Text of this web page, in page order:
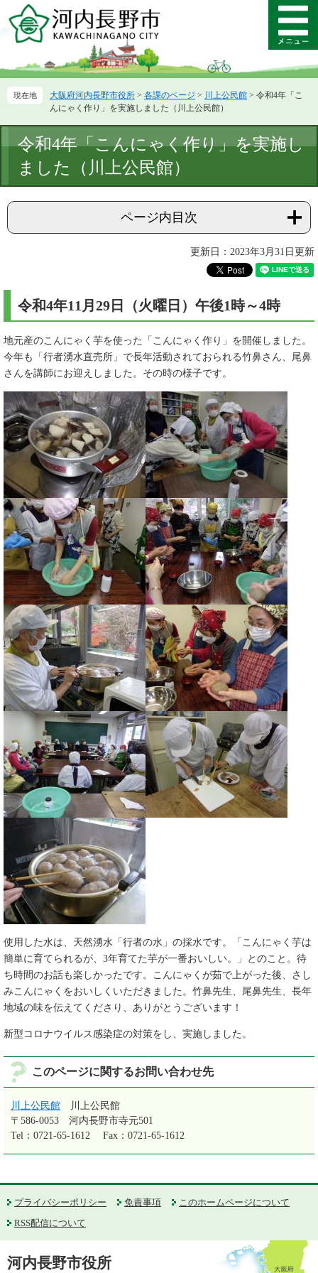
ー
先
ニ
を
て
メ
ニ
ー
大阪府河内長野市役所 > 各課のページ > 川上公民館 > 令和4年「こ
んにゃく作り」を実施しました（川上公民館）
文
令和4年「こんにゃく作り」を実施し
ました（川上公民館）
ページ内目次
更新日：2023年3月31日更新
令和4年11月29日（火曜日）午後1時～4時
地元産のこんにゃく芋を使った「こんにゃく作り」を開催しました。
今年も「行者湧水直売所」で長年活動されておられる竹鼻さん、尾鼻
さんを講師にお迎えしました。その時の様子です。
使用した水は、天然湧水「行者の水」の採水です。「こんにゃく芋は
簡単に育てられるが、3年育てた芋が一番おいしい。」とのこと。待
ち時間のお話も楽しかったです。こんにゃくが茹で上がった後、さし
みこんにゃくをおいしくいただきました。竹鼻先生、尾鼻先生、長年
地域の味を伝えてくださり、ありがとうございます！
新型コロナウイルス感染症の対策をし、実施しました。
このページに関するお問い合わせ先
川上公民館
川上公民館
〒586-0053
河内長野市寺元501
Tel：0721-65-1612
Fax：0721-65-1612
プライバシーポリシー 免責事項
このホームページについて
RSS配信について
河内長野市役所